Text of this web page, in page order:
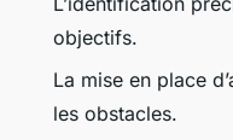
objectifs.
La mise en place
les obstacles.